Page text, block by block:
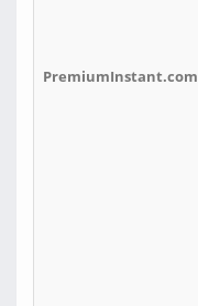
PremiumInstant.com